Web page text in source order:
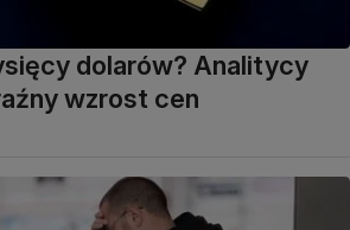
dolarów? Analitycy
wzrost cen